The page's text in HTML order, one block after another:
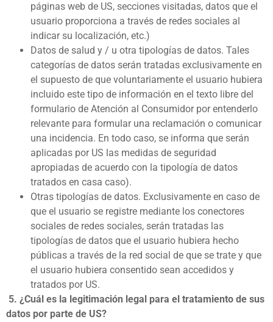
páginas web de US, secciones visitadas, datos que el
usuario proporciona a través de redes sociales al
indicar su localización, etc.)
Datos de salud y / u otra tipologías de datos. Tales
categorías de datos serán tratadas exclusivamente en
el supuesto de que voluntariamente el usuario hubiera
incluido este tipo de información en el texto libre del
formulario de Atención al Consumidor por entenderlo
relevante para formular una reclamación o comunicar
una incidencia. En todo caso, se informa que serán
aplicadas por US las medidas de seguridad
apropiadas de acuerdo con la tipología de datos
tratados en casa caso).
Otras tipologías de datos. Exclusivamente en caso de
que el usuario se registre mediante los conectores
sociales de redes sociales, serán tratadas las
tipologías de datos que el usuario hubiera hecho
públicas a través de la red social de que se trate y que
el usuario hubiera consentido sean accedidos y
tratados por US.
5. ¿Cuál es la legitimación legal para el tratamiento de sus
datos por parte de US?